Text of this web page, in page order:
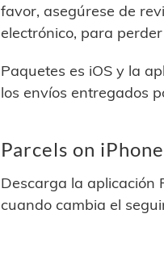
favor, asegúrese de
electrónico, para
Paquetes es iOS y la
los envíos entregados
Parcels on
Descarga la aplicación
cuando cambia el